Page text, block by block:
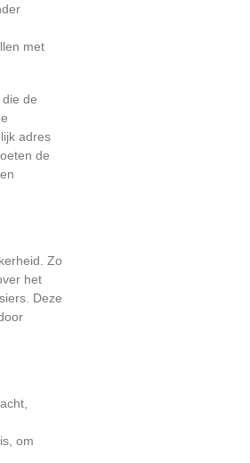
met
de
adres
de
Zo
het
Deze
om